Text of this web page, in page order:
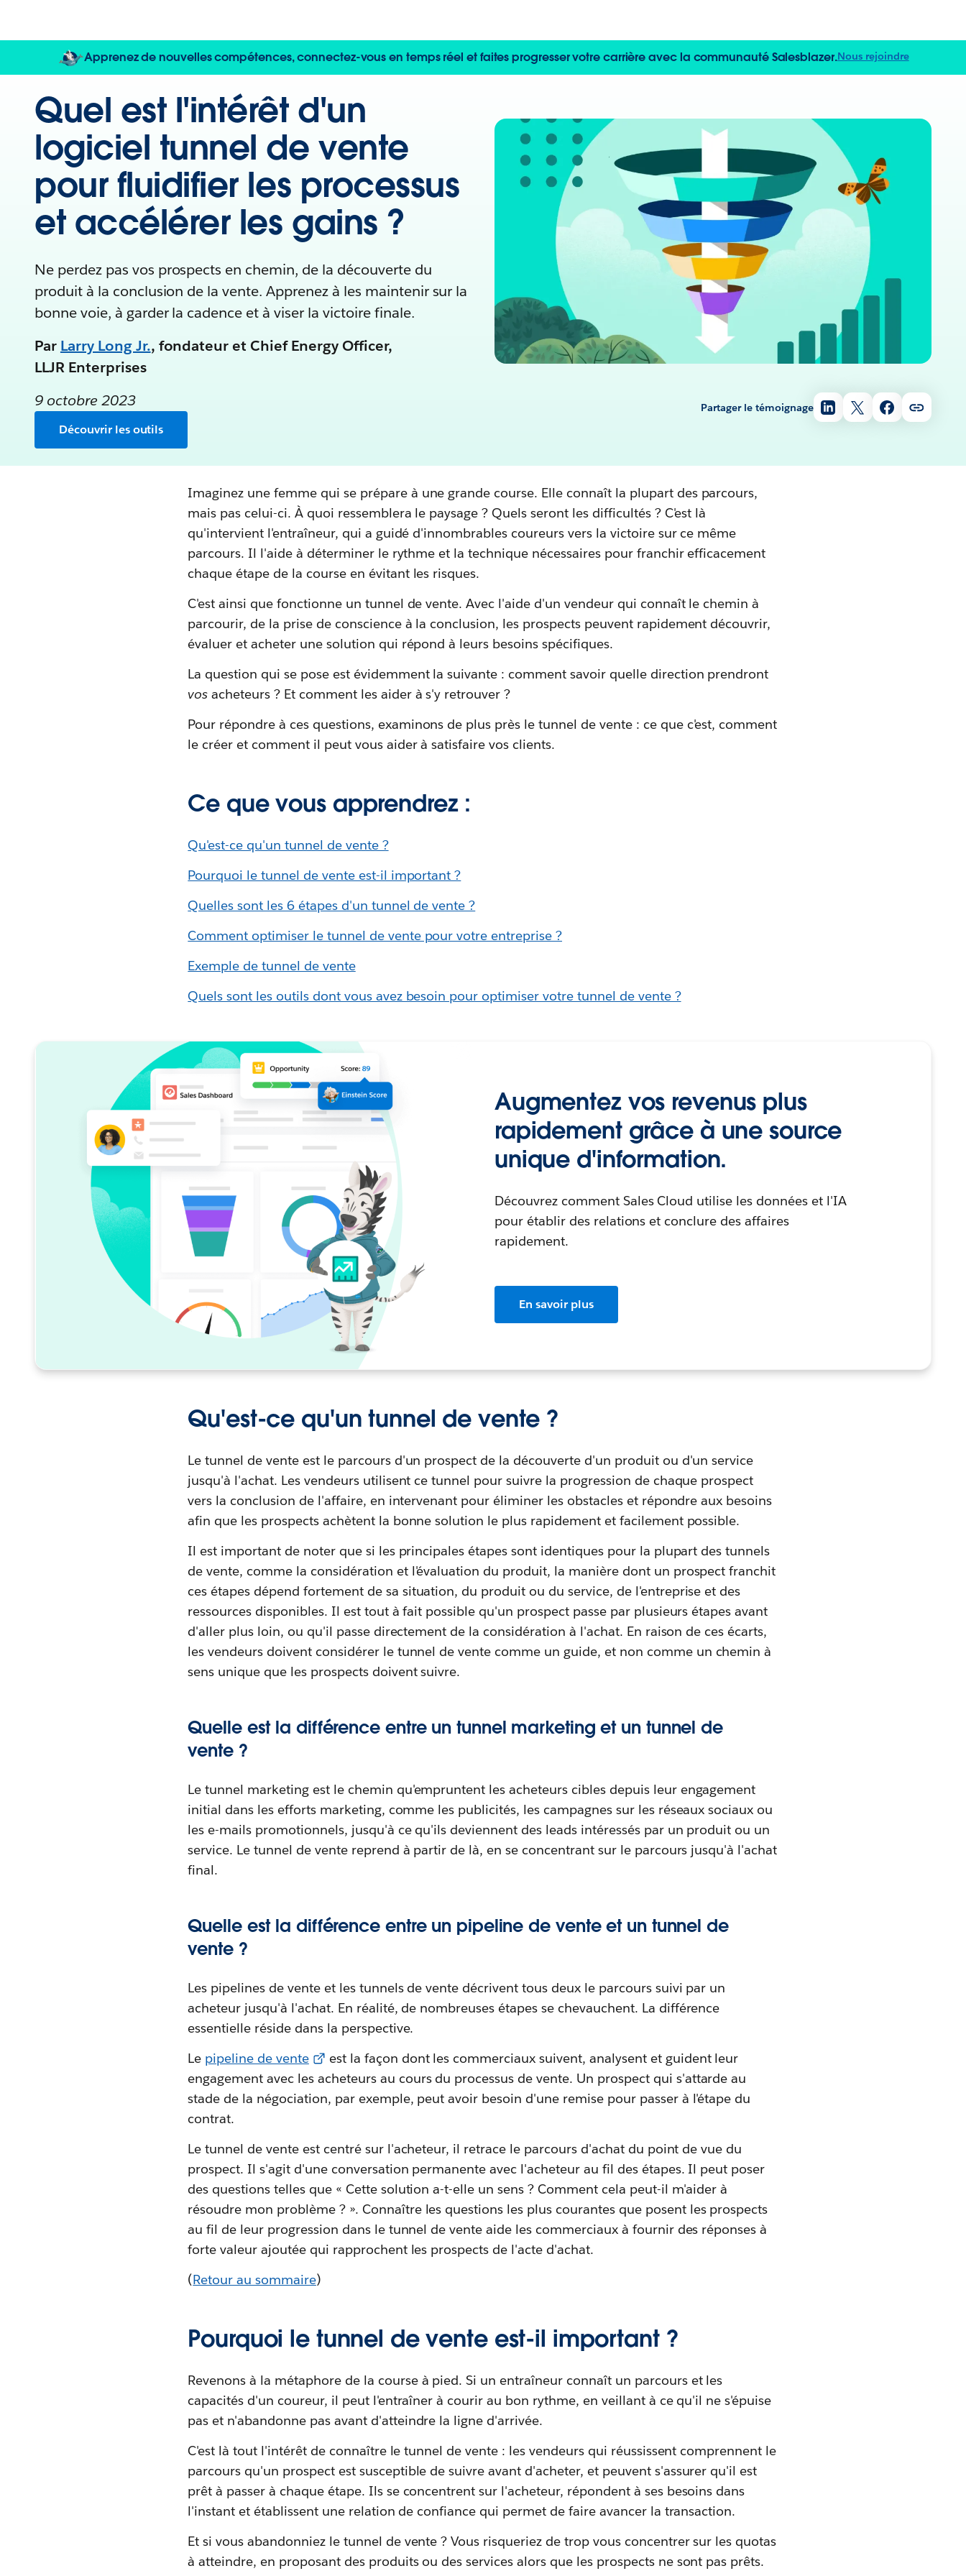
Apprenez de nouvelles compétences, connectez-vous en temps réel et faites progresser votre carrière avec la communauté Salesblazer.Nous rejoindre
Partager le témoignage
Quel est l'intérêt d'un
logiciel tunnel de vente
pour fluidifier les processus
et accélérer les gains ?
Ne perdez pas vos prospects en chemin, de la découverte du
produit à la conclusion de la vente. Apprenez à les maintenir sur la
bonne voie, à garder la cadence et à viser la victoire finale.
Par Larry Long Jr., fondateur et Chief Energy Officer,
LLJR Enterprises
9 octobre 2023
Découvrir les outils
Imaginez une femme qui se prépare à une grande course. Elle connaît la plupart des parcours,
mais pas celui-ci. À quoi ressemblera le paysage ? Quels seront les difficultés ? C'est là
qu'intervient l'entraîneur, qui a guidé d'innombrables coureurs vers la victoire sur ce même
parcours. Il l'aide à déterminer le rythme et la technique nécessaires pour franchir efficacement
chaque étape de la course en évitant les risques.
C'est ainsi que fonctionne un tunnel de vente. Avec l'aide d'un vendeur qui connaît le chemin à
parcourir, de la prise de conscience à la conclusion, les prospects peuvent rapidement découvrir,
évaluer et acheter une solution qui répond à leurs besoins spécifiques.
La question qui se pose est évidemment la suivante : comment savoir quelle direction prendront
vos acheteurs ? Et comment les aider à s'y retrouver ?
Pour répondre à ces questions, examinons de plus près le tunnel de vente : ce que c'est, comment
le créer et comment il peut vous aider à satisfaire vos clients.
Ce que vous apprendrez :
Qu'est-ce qu'un tunnel de vente ?
Pourquoi le tunnel de vente est-il important ?
Quelles sont les 6 étapes d'un tunnel de vente ?
Comment optimiser le tunnel de vente pour votre entreprise ?
Exemple de tunnel de vente
Quels sont les outils dont vous avez besoin pour optimiser votre tunnel de vente ?
Augmentez vos revenus plus
rapidement grâce à une source
unique d'information.
Découvrez comment Sales Cloud utilise les données et l'IA
pour établir des relations et conclure des affaires
rapidement.
En savoir plus
Qu'est-ce qu'un tunnel de vente ?
Le tunnel de vente est le parcours d'un prospect de la découverte d'un produit ou d'un service
jusqu'à l'achat. Les vendeurs utilisent ce tunnel pour suivre la progression de chaque prospect
vers la conclusion de l'affaire, en intervenant pour éliminer les obstacles et répondre aux besoins
afin que les prospects achètent la bonne solution le plus rapidement et facilement possible.
Il est important de noter que si les principales étapes sont identiques pour la plupart des tunnels
de vente, comme la considération et l'évaluation du produit, la manière dont un prospect franchit
ces étapes dépend fortement de sa situation, du produit ou du service, de l'entreprise et des
ressources disponibles. Il est tout à fait possible qu'un prospect passe par plusieurs étapes avant
d'aller plus loin, ou qu'il passe directement de la considération à l'achat. En raison de ces écarts,
les vendeurs doivent considérer le tunnel de vente comme un guide, et non comme un chemin à
sens unique que les prospects doivent suivre.
Quelle est la différence entre un tunnel marketing et un tunnel de
vente ?
Le tunnel marketing est le chemin qu'empruntent les acheteurs cibles depuis leur engagement
initial dans les efforts marketing, comme les publicités, les campagnes sur les réseaux sociaux ou
les e-mails promotionnels, jusqu'à ce qu'ils deviennent des leads intéressés par un produit ou un
service. Le tunnel de vente reprend à partir de là, en se concentrant sur le parcours jusqu'à l'achat
final.
Quelle est la différence entre un pipeline de vente et un tunnel de
vente ?
Les pipelines de vente et les tunnels de vente décrivent tous deux le parcours suivi par un
acheteur jusqu'à l'achat. En réalité, de nombreuses étapes se chevauchent. La différence
essentielle réside dans la perspective.
Le pipeline de vente
est la façon dont les commerciaux suivent, analysent et guident leur
engagement avec les acheteurs au cours du processus de vente. Un prospect qui s'attarde au
stade de la négociation, par exemple, peut avoir besoin d'une remise pour passer à l'étape du
contrat.
Le tunnel de vente est centré sur l'acheteur, il retrace le parcours d'achat du point de vue du
prospect. Il s'agit d'une conversation permanente avec l'acheteur au fil des étapes. Il peut poser
des questions telles que « Cette solution a-t-elle un sens ? Comment cela peut-il m'aider à
résoudre mon problème ? ». Connaître les questions les plus courantes que posent les prospects
au fil de leur progression dans le tunnel de vente aide les commerciaux à fournir des réponses à
forte valeur ajoutée qui rapprochent les prospects de l'acte d'achat.
(Retour au sommaire)
Pourquoi le tunnel de vente est-il important ?
Revenons à la métaphore de la course à pied. Si un entraîneur connaît un parcours et les
capacités d'un coureur, il peut l'entraîner à courir au bon rythme, en veillant à ce qu'il ne s'épuise
pas et n'abandonne pas avant d'atteindre la ligne d'arrivée.
C'est là tout l'intérêt de connaître le tunnel de vente : les vendeurs qui réussissent comprennent le
parcours qu'un prospect est susceptible de suivre avant d'acheter, et peuvent s'assurer qu'il est
prêt à passer à chaque étape. Ils se concentrent sur l'acheteur, répondent à ses besoins dans
l'instant et établissent une relation de confiance qui permet de faire avancer la transaction.
Et si vous abandonniez le tunnel de vente ? Vous risqueriez de trop vous concentrer sur les quotas
à atteindre, en proposant des produits ou des services alors que les prospects ne sont pas prêts.